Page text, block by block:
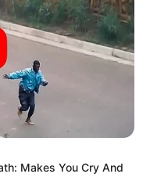
Makes You Cry And